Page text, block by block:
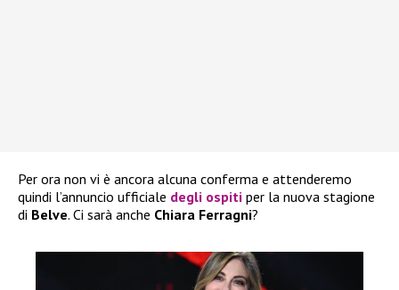
Per ora non vi è ancora alcuna conferma e attenderemo
quindi l’annuncio ufficiale degli ospiti per la nuova stagione
di Belve. Ci sarà anche Chiara Ferragni?